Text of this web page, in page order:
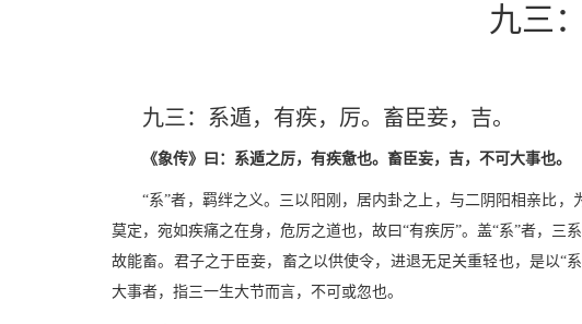
九三
九三：系遁，有疾，厉。畜臣妾，吉。
《象传》曰：系遁之厉，有疾惫也。畜臣妄，吉，不可大事也。
“系”者，羁绊之义。三以阳刚，居内卦之上，与二阴阳相亲比
莫定，宛如疾痛之在身，危厉之道也，故曰“有疾厉”。盖“系”者，三
故能畜。君子之于臣妾，畜之以供使令，进退无足关重轻也，是以“
大事者，指三一生大节而言，不可或忽也。